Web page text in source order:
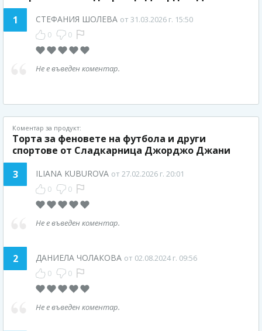
1
СТЕФАНИЯ ШОЛЕВА от 31.03.2026 г. 15:50
0 0
Не е въведен коментар.
Коментар за продукт:
Торта за феновете на футбола и други
спортове от Сладкарница Джорджо Джани
3
ILIANA KUBUROVA от 27.02.2026 г. 20:01
0 0
Не е въведен коментар.
2 ДАНИЕЛА ЧОЛАКОВА от 02.08.2024 г. 09:56
0 0
Не е въведен коментар.